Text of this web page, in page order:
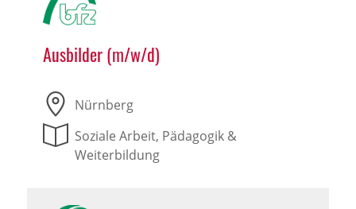
Ausbilder (m/w/d)
Nürnberg
Soziale Arbeit, Pädagogik &
Weiterbildung